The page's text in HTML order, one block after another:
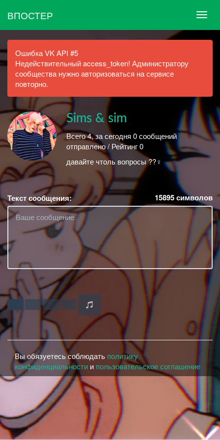
ВПОСТЕР
Ошибка VK API #5
Недействительный access_token! Администратору
сообщества нужно авторизоваться на сервисе
повторно.
Sims & sim
Всего 4, за сегодня 0 сообщений
отправлено / Рейтинг 0
давайте чтоль вопросы ??‍♀️
Текст сообщения: 15895символов
Вы обязуетесь соблюдать политику
конфиденциальности и пользовательское соглашение